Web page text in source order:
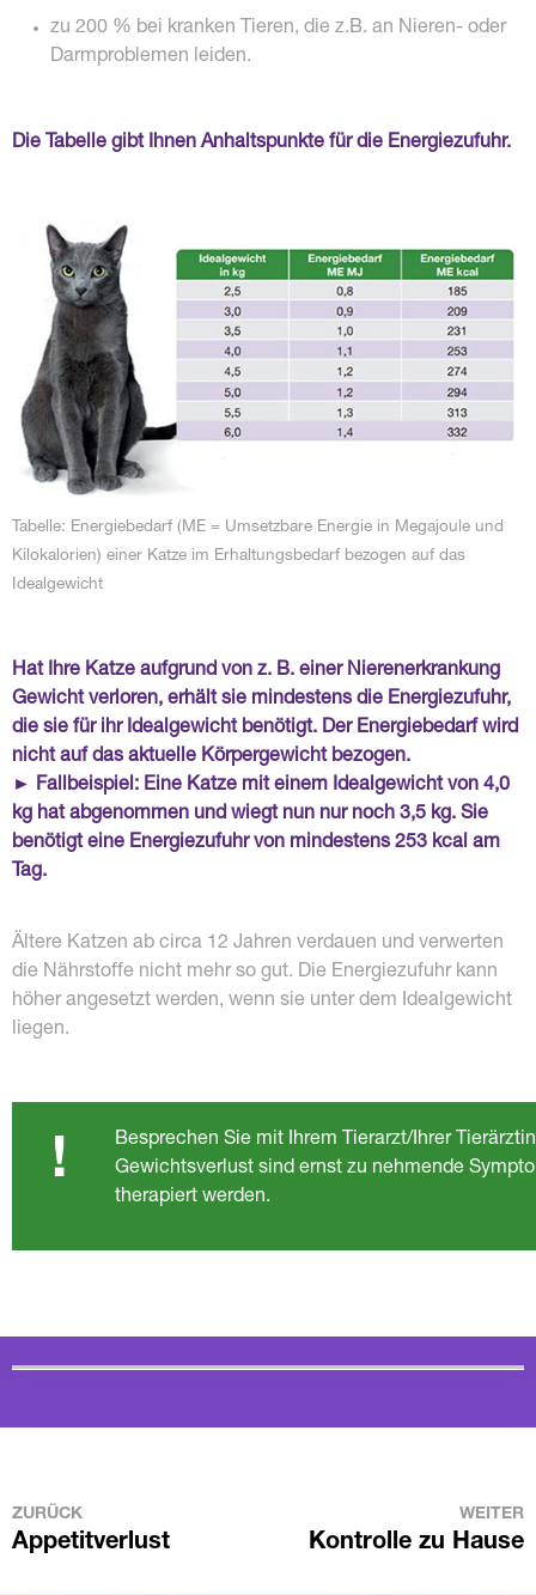
zu 200 % bei kranken Tieren, die z.B. an Nieren- oder
Darmproblemen leiden.
Die Tabelle gibt Ihnen Anhaltspunkte für die Energiezufuhr.
Tabelle: Energiebedarf (ME = Umsetzbare Energie in Megajoule und
Kilokalorien) einer Katze im Erhaltungsbedarf bezogen auf das
Idealgewicht
Hat Ihre Katze aufgrund von z. B. einer Nierenerkrankung
Gewicht verloren, erhält sie mindestens die Energiezufuhr,
die sie für ihr Idealgewicht benötigt. Der Energiebedarf wird
nicht auf das aktuelle Körpergewicht bezogen.
► Fallbeispiel: Eine Katze mit einem Idealgewicht von 4,0
kg hat abgenommen und wiegt nun nur noch 3,5 kg. Sie
benötigt eine Energiezufuhr von mindestens 253 kcal am
Tag.
Ältere Katzen ab circa 12 Jahren verdauen und verwerten
die Nährstoffe nicht mehr so gut. Die Energiezufuhr kann
höher angesetzt werden, wenn sie unter dem Idealgewicht
liegen.
!
Besprechen Sie mit Ihrem Tierarzt/Ihrer
Gewichtsverlust sind ernst zu nehmende
therapiert werden.
ZURÜCK
Appetitverlust
WEITER
Kontrolle zu Hause